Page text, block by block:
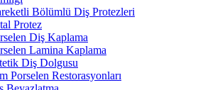
Bölümlü Diş Protezleri
Protez
Diş Kaplama
Lamina Kaplama
Diş Dolgusu
Porselen Restorasyonları